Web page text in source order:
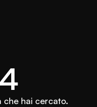
che hai cercato.